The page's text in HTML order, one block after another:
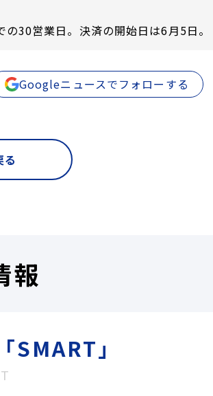
30営業日。決済の開始日は6月5日。
Googleニュースでフォローする
る
報
SMART」